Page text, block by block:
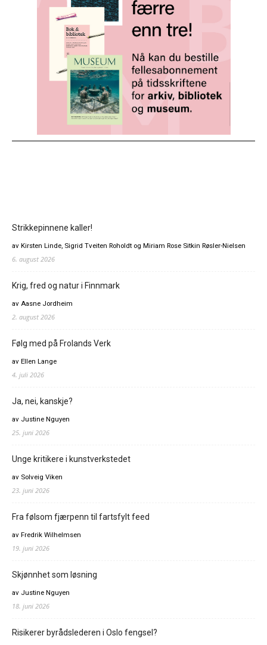
Strikkepinnene kaller!
av Kirsten Linde, Sigrid Tveiten Roholdt og Miriam Rose Sitkin Røsler-Nielsen
6. august 2026
Krig, fred og natur i Finnmark
av Aasne Jordheim
2. august 2026
Følg med på Frolands Verk
av Ellen Lange
4. juli 2026
Ja, nei, kanskje?
av Justine Nguyen
25. juni 2026
Unge kritikere i kunstverkstedet
av Solveig Viken
23. juni 2026
Fra følsom fjærpenn til fartsfylt feed
av Fredrik Wilhelmsen
19. juni 2026
Skjønnhet som løsning
av Justine Nguyen
18. juni 2026
Risikerer byrådslederen i Oslo fengsel?